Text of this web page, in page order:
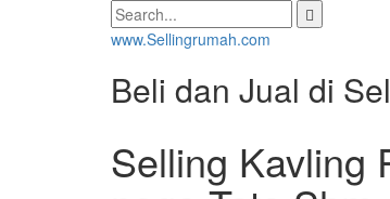
Search
for:
www.Sellingrumah.com
Beli dan Jual di
Selling Kavling